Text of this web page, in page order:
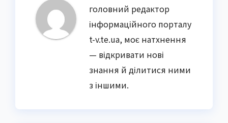
головний редактор
інформаційного порталу
t-v.te.ua, моє натхнення
— відкривати нові
знання й ділитися ними
з іншими.